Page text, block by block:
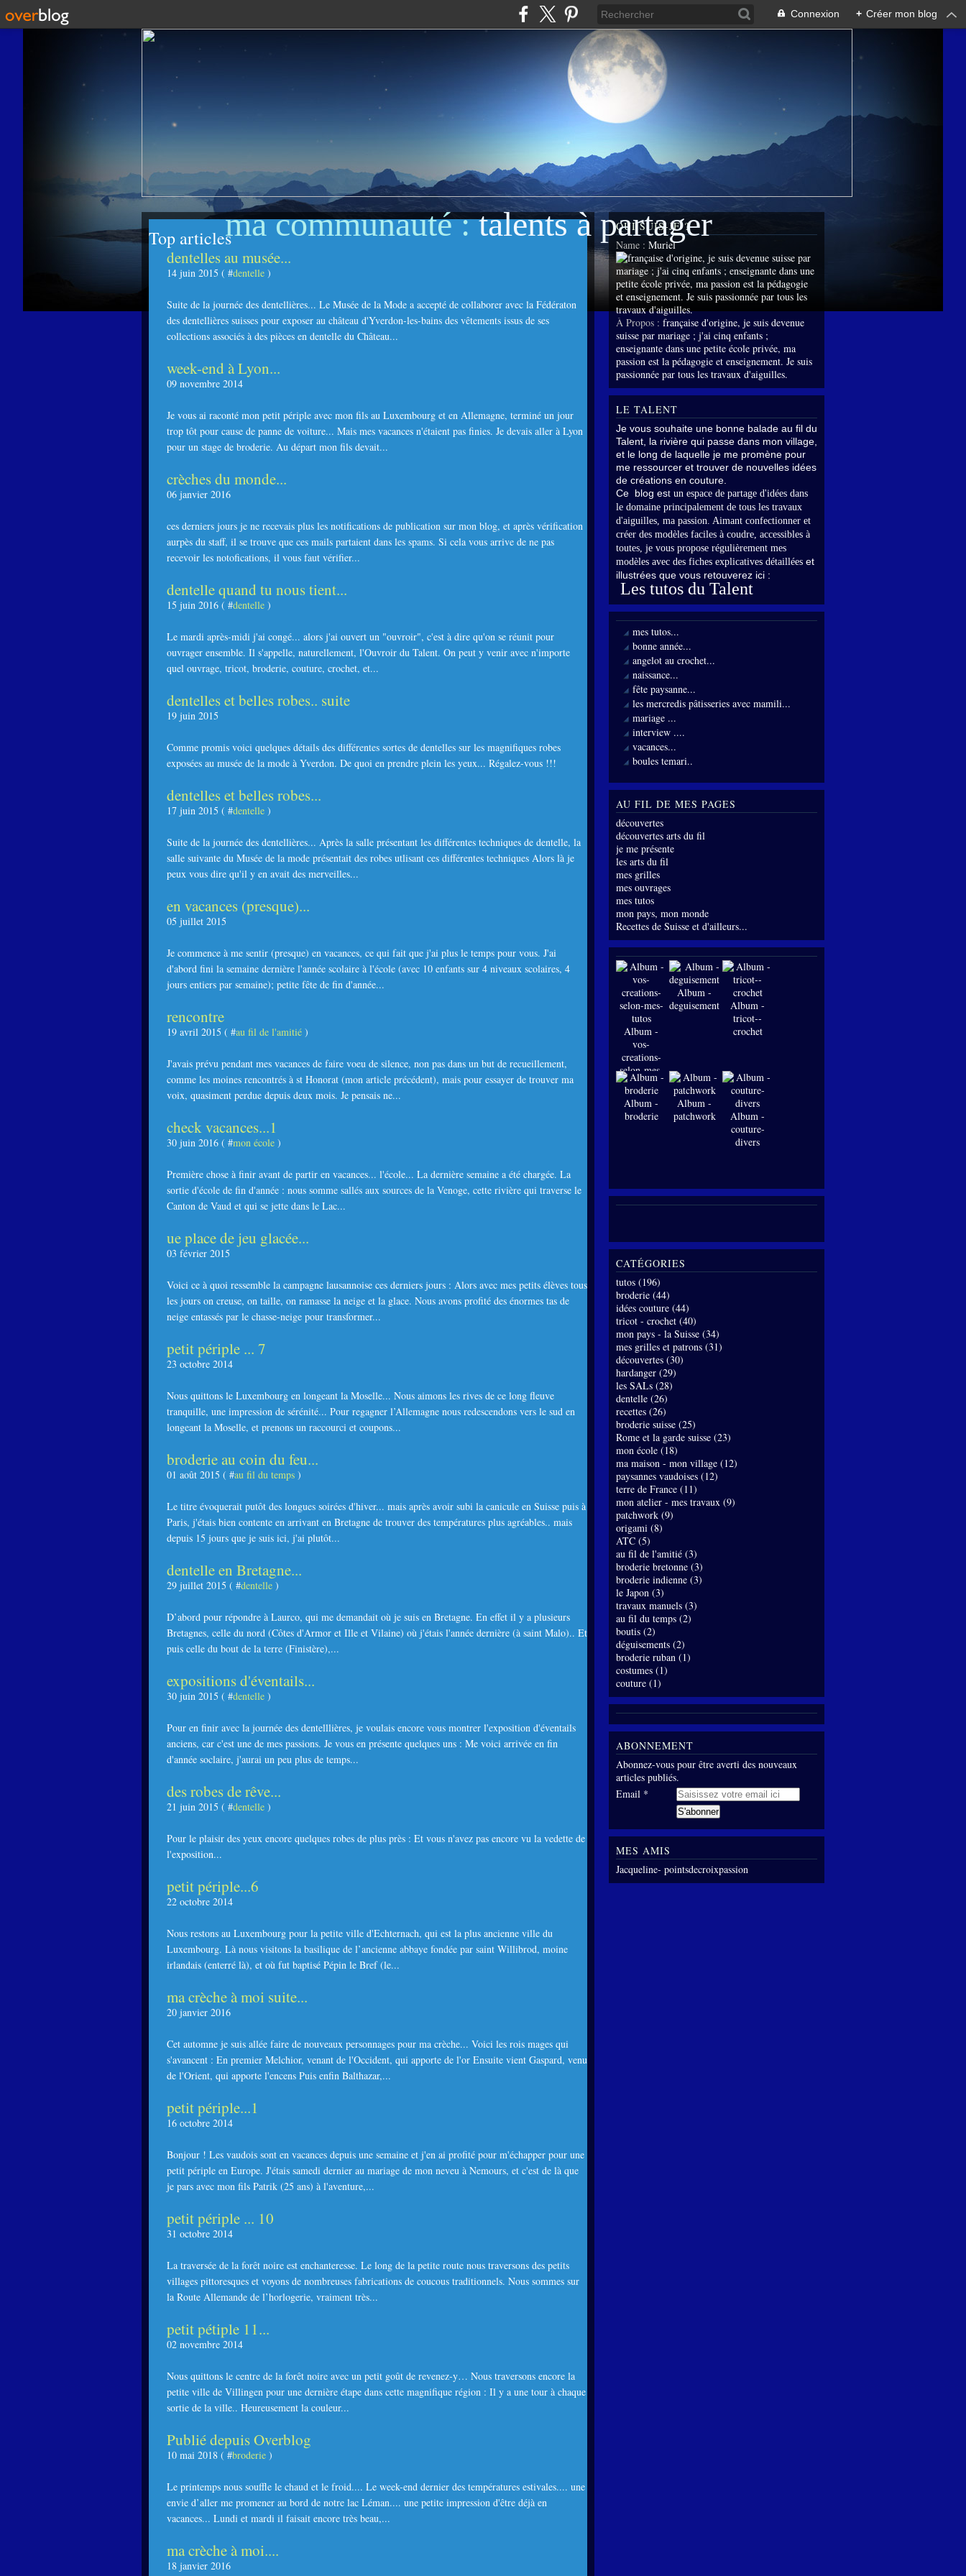
Connexion + Créer mon blog
ma communauté :talents à partager
Top articles
dentelles au musée...
14 juin 2015 ( #dentelle )
Suite de la journée des dentellières... Le Musée de la Mode a accepté de collaborer avec la Fédératon
des dentellières suisses pour exposer au château d'Yverdon-les-bains des vêtements issus de ses
collections associés à des pièces en dentelle du Château...
week-end à Lyon...
09 novembre 2014
Je vous ai raconté mon petit périple avec mon fils au Luxembourg et en Allemagne, terminé un jour
trop tôt pour cause de panne de voiture... Mais mes vacances n'étaient pas finies. Je devais aller à Lyon
pour un stage de broderie. Au départ mon fils devait...
crèches du monde...
06 janvier 2016
ces derniers jours je ne recevais plus les notifications de publication sur mon blog, et après vérification
aurpès du staff, il se trouve que ces mails partaient dans les spams. Si cela vous arrive de ne pas
recevoir les notofications, il vous faut vérifier...
dentelle quand tu nous tient...
15 juin 2016 ( #dentelle )
Le mardi après-midi j'ai congé... alors j'ai ouvert un "ouvroir", c'est à dire qu'on se réunit pour
ouvrager ensemble. Il s'appelle, naturellement, l'Ouvroir du Talent. On peut y venir avec n'importe
quel ouvrage, tricot, broderie, couture, crochet, et...
dentelles et belles robes.. suite
19 juin 2015
Comme promis voici quelques détails des différentes sortes de dentelles sur les magnifiques robes
exposées au musée de la mode à Yverdon. De quoi en prendre plein les yeux... Régalez-vous !!!
dentelles et belles robes...
17 juin 2015 ( #dentelle )
Suite de la journée des dentellières... Après la salle présentant les différentes techniques de dentelle, la
salle suivante du Musée de la mode présentait des robes utlisant ces différentes techniques Alors là je
peux vous dire qu'il y en avait des merveilles...
en vacances (presque)...
05 juillet 2015
Je commence à me sentir (presque) en vacances, ce qui fait que j'ai plus le temps pour vous. J'ai
d'abord fini la semaine dernière l'année scolaire à l'école (avec 10 enfants sur 4 niveaux scolaires, 4
jours entiers par semaine); petite fête de fin d'année...
rencontre
19 avril 2015 ( #au fil de l'amitié )
J'avais prévu pendant mes vacances de faire voeu de silence, non pas dans un but de recueillement,
comme les moines rencontrés à st Honorat (mon article précédent), mais pour essayer de trouver ma
voix, quasiment perdue depuis deux mois. Je pensais ne...
check vacances...1
30 juin 2016 ( #mon école )
Première chose à finir avant de partir en vacances... l'école... La dernière semaine a été chargée. La
sortie d'école de fin d'année : nous somme sallés aux sources de la Venoge, cette rivière qui traverse le
Canton de Vaud et qui se jette dans le Lac...
ue place de jeu glacée...
03 février 2015
Voici ce à quoi ressemble la campagne lausannoise ces derniers jours : Alors avec mes petits élèves tous
les jours on creuse, on taille, on ramasse la neige et la glace. Nous avons profité des énormes tas de
neige entassés par le chasse-neige pour transformer...
petit périple ... 7
23 octobre 2014
Nous quittons le Luxembourg en longeant la Moselle... Nous aimons les rives de ce long fleuve
tranquille, une impression de sérénité... Pour regagner l’Allemagne nous redescendons vers le sud en
longeant la Moselle, et prenons un raccourci et coupons...
broderie au coin du feu...
01 août 2015 ( #au fil du temps )
Le titre évoquerait putôt des longues soirées d'hiver... mais après avoir subi la canicule en Suisse puis à
Paris, j'étais bien contente en arrivant en Bretagne de trouver des températures plus agréables.. mais
depuis 15 jours que je suis ici, j'ai plutôt...
dentelle en Bretagne...
29 juillet 2015 ( #dentelle )
D’abord pour répondre à Laurco, qui me demandait où je suis en Bretagne. En effet il y a plusieurs
Bretagnes, celle du nord (Côtes d'Armor et Ille et Vilaine) où j'étais l'année dernière (à saint Malo).. Et
puis celle du bout de la terre (Finistère),...
expositions d'éventails...
30 juin 2015 ( #dentelle )
Pour en finir avec la journée des dentelllières, je voulais encore vous montrer l'exposition d'éventails
anciens, car c'est une de mes passions. Je vous en présente quelques uns : Me voici arrivée en fin
d'année soclaire, j'aurai un peu plus de temps...
des robes de rêve...
21 juin 2015 ( #dentelle )
Pour le plaisir des yeux encore quelques robes de plus près : Et vous n'avez pas encore vu la vedette de
l'exposition...
petit périple...6
22 octobre 2014
Nous restons au Luxembourg pour la petite ville d'Echternach, qui est la plus ancienne ville du
Luxembourg. Là nous visitons la basilique de l’ancienne abbaye fondée par saint Willibrod, moine
irlandais (enterré là), et où fut baptisé Pépin le Bref (le...
ma crèche à moi suite...
20 janvier 2016
Cet automne je suis allée faire de nouveaux personnages pour ma crèche... Voici les rois mages qui
s'avancent : En premier Melchior, venant de l'Occident, qui apporte de l'or Ensuite vient Gaspard, venu
de l'Orient, qui apporte l'encens Puis enfin Balthazar,...
petit périple...1
16 octobre 2014
Bonjour ! Les vaudois sont en vacances depuis une semaine et j'en ai profité pour m'échapper pour une
petit périple en Europe. J'étais samedi dernier au mariage de mon neveu à Nemours, et c'est de là que
je pars avec mon fils Patrik (25 ans) à l'aventure,...
petit périple ... 10
31 octobre 2014
La traversée de la forêt noire est enchanteresse. Le long de la petite route nous traversons des petits
villages pittoresques et voyons de nombreuses fabrications de coucous traditionnels. Nous sommes sur
la Route Allemande de l’horlogerie, vraiment très...
petit pétiple 11...
02 novembre 2014
Nous quittons le centre de la forêt noire avec un petit goût de revenez-y… Nous traversons encore la
petite ville de Villingen pour une dernière étape dans cette magnifique région : Il y a une tour à chaque
sortie de la ville.. Heureusement la couleur...
Publié depuis Overblog
10 mai 2018 ( #broderie )
Le printemps nous souffle le chaud et le froid.... Le week-end dernier des températures estivales.... une
envie d’aller me promener au bord de notre lac Léman.... une petite impression d'être déjà en
vacances... Lundi et mardi il faisait encore très beau,...
ma crèche à moi....
18 janvier 2016
QUI SUIS-JE ?
Name : Muriel
À Propos : française d'origine, je suis devenue
suisse par mariage ; j'ai cinq enfants ;
enseignante dans une petite école privée, ma
passion est la pédagogie et enseignement. Je suis
passionnée par tous les travaux d'aiguilles.
LE TALENT
Je vous souhaite une bonne balade au fil du
Talent, la rivière qui passe dans mon village,
et le long de laquelle je me promène pour
me ressourcer et trouver de nouvelles idées
de créations en couture.
Ce blog est un espace de partage d'idées dans
le domaine principalement de tous les travaux
d'aiguilles, ma passion. Aimant confectionner et
créer des modèles faciles à coudre, accessibles à
toutes, je vous propose régulièrement mes
modèles avec des fiches explicatives détaillées et
illustrées que vous retouverez ici :
Les tutos du Talent
mes tutos...
bonne année...
angelot au crochet...
naissance...
fête paysanne...
les mercredis pâtisseries avec mamili...
mariage ...
interview ....
vacances...
boules temari..
AU FIL DE MES PAGES
découvertes
découvertes arts du fil
je me présente
les arts du fil
mes grilles
mes ouvrages
mes tutos
mon pays, mon monde
Recettes de Suisse et d'ailleurs...
Album -
vos-
creations-
selon-mes-
tutos
Album -
deguisements
Album -
tricot--
crochet
Album -
broderie
Album -
patchwork
Album -
couture-
divers
CATÉGORIES
tutos (196)
broderie (44)
idées couture (44)
tricot - crochet (40)
mon pays - la Suisse (34)
mes grilles et patrons (31)
découvertes (30)
hardanger (29)
les SALs (28)
dentelle (26)
recettes (26)
broderie suisse (25)
Rome et la garde suisse (23)
mon école (18)
ma maison - mon village (12)
paysannes vaudoises (12)
terre de France (11)
mon atelier - mes travaux (9)
patchwork (9)
origami (8)
ATC (5)
au fil de l'amitié (3)
broderie bretonne (3)
broderie indienne (3)
le Japon (3)
travaux manuels (3)
au fil du temps (2)
boutis (2)
déguisements (2)
broderie ruban (1)
costumes (1)
couture (1)
ABONNEMENT
Abonnez-vous pour être averti des nouveaux
articles publiés.
Email
MES AMIS
Jacqueline- pointsdecroixpassion